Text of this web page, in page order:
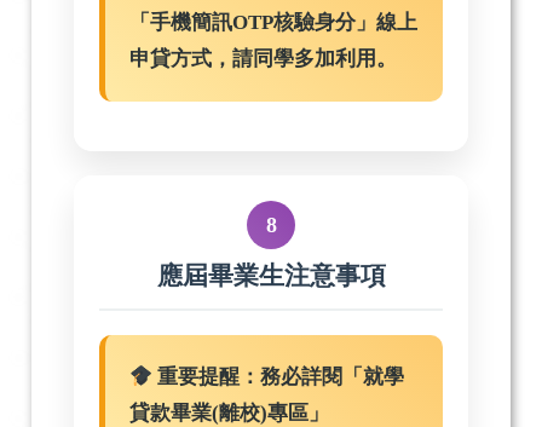
「手機簡訊OTP核驗身分」線上
申貸方式，請同學多加利用。
8
應屆畢業生注意事項
重要提醒：務必詳閱「就學
貸款畢業(離校)專區」